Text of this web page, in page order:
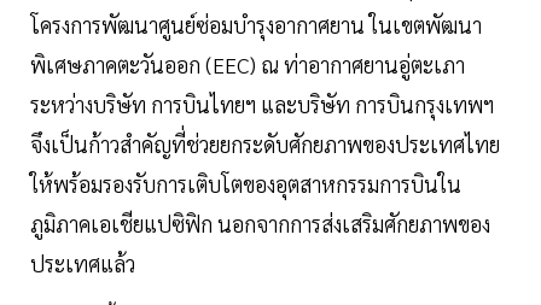
โครงการพัฒนาศูนย์ซ่อมบำรุงอากาศยาน ในเขตพัฒนา
พิเศษภาคตะวันออก (EEC) ณ ท่าอากาศยานอู่ตะเภา
ระหว่างบริษัท การบินไทยฯ และบริษัท การบินกรุงเทพฯ
จึงเป็นก้าวสำคัญที่ช่วยยกระดับศักยภาพของประเทศไทย
ให้พร้อมรองรับการเติบโตของอุตสาหกรรมการบินใน
ภูมิภาคเอเชียแปซิฟิก นอกจากการส่งเสริมศักยภาพของ
ประเทศแล้ว